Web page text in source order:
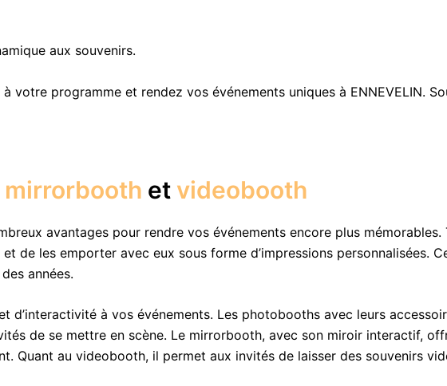
aux souvenirs.
programme et rendez vos événements uniques à ENNEVELIN.
mirrorbooth et videobooth
avantages pour rendre vos événements encore plus mémorables.
de les emporter avec eux sous forme d’impressions personnalisées.
années.
d’interactivité à vos événements. Les photobooths avec leurs
de se mettre en scène. Le mirrorbooth, avec son miroir interactif,
Quant au videobooth, il permet aux invités de laisser des souvenirs